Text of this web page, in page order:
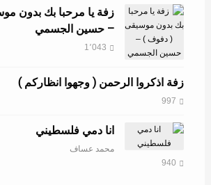
زفة يا مرحبا بك بدون
– حسين الجسمي
1٬043
زفة اذكروا الرحمن ( وجهوا انظاركم )
997
انا دمي فلسطيني
محمد عساف
940